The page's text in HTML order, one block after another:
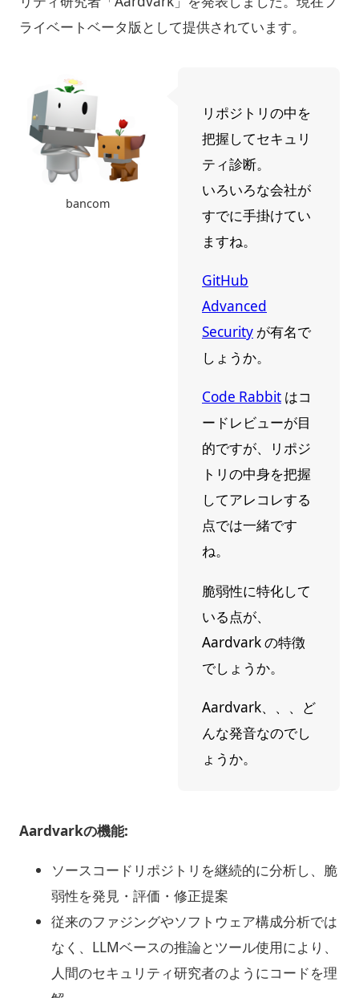
ライベートベータ版として提供されています。
bancom
リポジトリの中を
把握してセキュリ
ティ診断。
いろいろな会社が
すでに手掛けてい
ますね。
GitHub
Advanced
Security が有名で
しょうか。
Code Rabbit はコ
ードレビューが目
的ですが、リポジ
トリの中身を把握
してアレコレする
点では一緒です
ね。
脆弱性に特化して
いる点が、
Aardvark の特徴
でしょうか。
Aardvark、、、ど
んな発音なのでし
ょうか。
Aardvarkの機能:
ソースコードリポジトリを継続的に分析し、脆
弱性を発見・評価・修正提案
従来のファジングやソフトウェア構成分析では
なく、LLMベースの推論とツール使用により、
人間のセキュリティ研究者のようにコードを理